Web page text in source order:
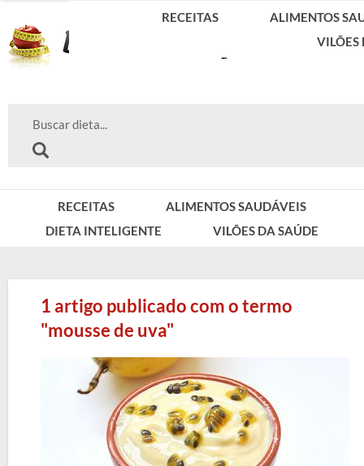
RECEITAS
ALIMENTOS SAUDÁVEIS
DIETA INTELIGENTE
VILÕES DA SAÚDE
RECEITAS
ALIMENTOS
VILÕES
1 artigo publicado com o termo
"mousse de uva"